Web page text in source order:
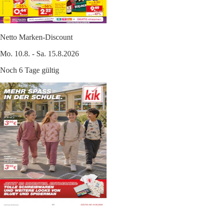
Netto Marken-Discount
Mo. 10.8. - Sa. 15.8.2026
Noch 6 Tage gültig